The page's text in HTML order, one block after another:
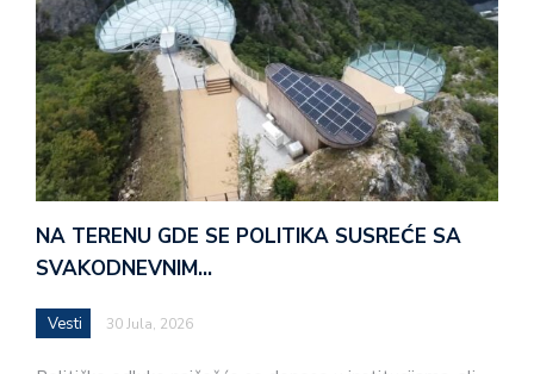
NA TERENU GDE SE POLITIKA SUSREĆE SA
SVAKODNEVNIM…
Vesti 30 Jula, 2026